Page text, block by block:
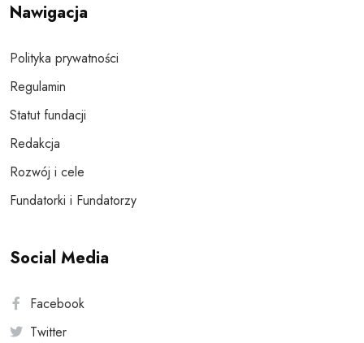
Nawigacja
Polityka prywatności
Regulamin
Statut fundacji
Redakcja
Rozwój i cele
Fundatorki i Fundatorzy
Social Media
Facebook
Twitter